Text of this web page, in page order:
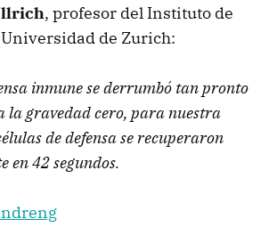
, profesor del Instituto de
de Zurich:
inmune se derrumbó tan pronto
la gravedad cero, para nuestra
de defensa se recuperaron
en 42 segundos.